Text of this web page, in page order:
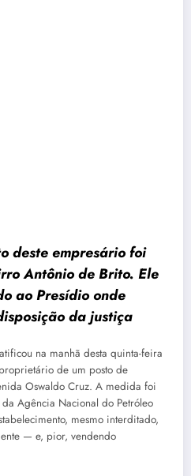
deste empresário foi
Antônio de Brito. Ele
ao Presídio onde
da justiça
na manhã desta quinta-feira
de um posto de
Oswaldo Cruz. A medida foi
Agência Nacional do Petróleo
mesmo interditado,
— e, pior, vendendo